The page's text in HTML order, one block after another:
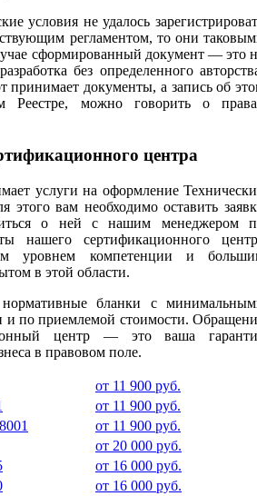
условия не удалось
регламентом, то они
сформированный документ — это
без определенного
принимает документы, а запись об
Реестре, можно говорить о
центра
услуги на оформление
вам необходимо оставить
о ней с нашим менеджером
нашего сертификационного
уровнем компетенции и
в этой области.
бланки с
и по приемлемой стоимости.
центр — это ваша
в правовом поле.
от 11 900 руб.
от 11 900 руб.
от 11 900 руб.
от 20 000 руб.
от 16 000 руб.
от 16 000 руб.